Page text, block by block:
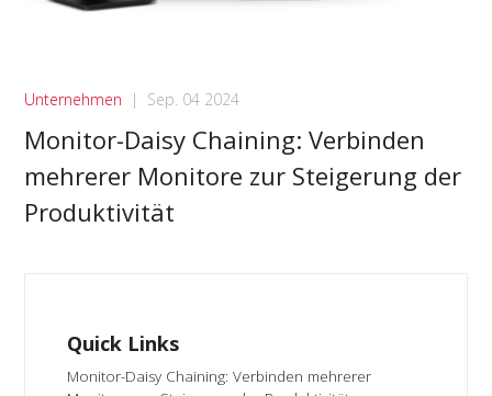
Unternehmen | Sep. 04 2024
Monitor-Daisy Chaining: Verbinden
mehrerer Monitore zur Steigerung der
Produktivität
Quick Links
Monitor-Daisy Chaining: Verbinden mehrerer